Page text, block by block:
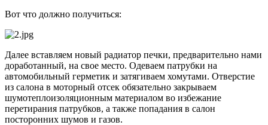
Вот что должно получиться:
Далее вставляем новый радиатор печки, предварительно нами
доработанный, на свое место. Одеваем патрубки на
автомобильный герметик и затягиваем хомутами. Отверстие
из салона в моторный отсек обязательно закрываем
шумотеплоизоляционным материалом во избежание
перетирания патрубков, а также попадания в салон
посторонних шумов и газов.